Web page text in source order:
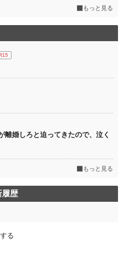
もっと見る
離婚しろと迫ってきたので、泣く
もっと見る
履歴
る